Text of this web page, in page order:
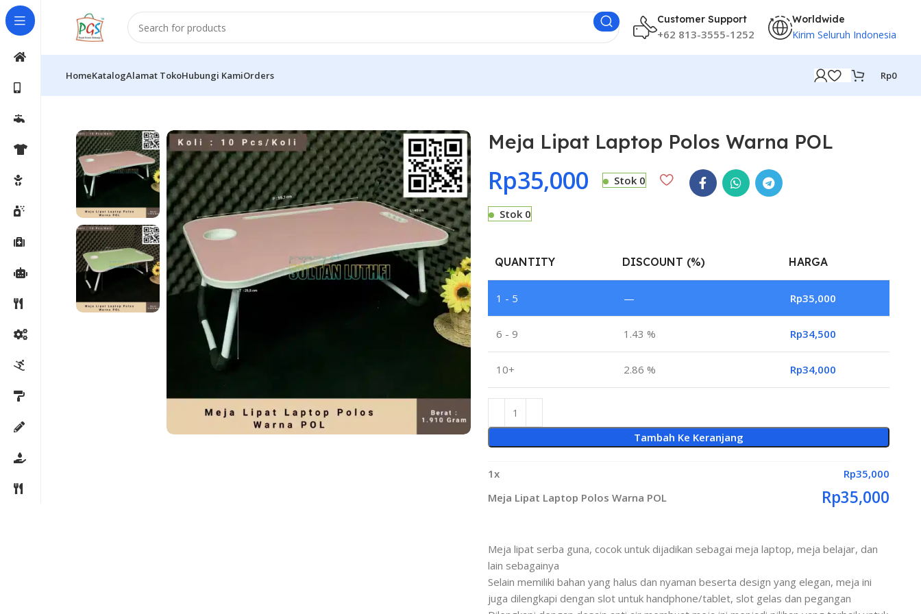
Customer Support
+62 813-3555-1252
Worldwide
Kirim Seluruh Indonesia
HomeKatalogAlamat TokoHubungi KamiOrders Rp0
Meja Lipat Laptop Polos Warna POL
Rp35,000 Stok 0
Stok 0
QUANTITY DISCOUNT (%) HARGA
1 - 5 — Rp35,000
6 - 9 1.43 % Rp34,500
10+ 2.86 % Rp34,000
Tambah Ke Keranjang
1x Rp35,000
Meja Lipat Laptop Polos Warna POL
Rp35,000
Meja lipat serba guna, cocok untuk dijadikan sebagai meja laptop, meja belajar, dan
lain sebagainya
Selain memiliki bahan yang halus dan nyaman beserta design yang elegan, meja ini
juga dilengkapi dengan slot untuk handphone/tablet, slot gelas dan pegangan